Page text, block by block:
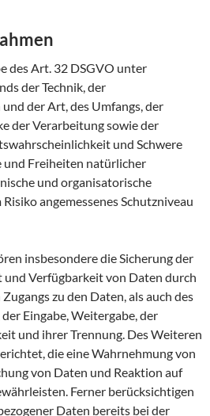
des Art. 32 DSGVO unter
der Technik, der
der Art, des Umfangs, der
der Verarbeitung sowie der
und Schwere
und Freiheiten natürlicher
und organisatorische
angemessenes Schutzniveau
insbesondere die Sicherung der
Verfügbarkeit von Daten durch
zu den Daten, als auch des
Eingabe, Weitergabe, der
und ihrer Trennung. Des Weiteren
die eine Wahrnehmung von
von Daten und Reaktion auf
Ferner berücksichtigen
Daten bereits bei der